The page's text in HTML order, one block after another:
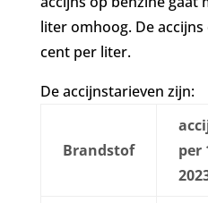
liter omhoog. De
cent per liter.
De accijnstarieven zijn:
Brandstof
per